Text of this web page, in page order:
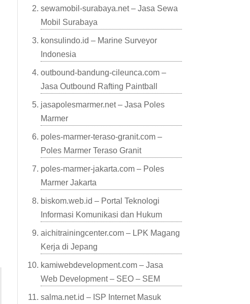
sewamobil-surabaya.net – Jasa Sewa
Mobil Surabaya
konsulindo.id – Marine Surveyor
Indonesia
outbound-bandung-cileunca.com –
Jasa Outbound Rafting Paintball
jasapolesmarmer.net – Jasa Poles
Marmer
poles-marmer-teraso-granit.com –
Poles Marmer Teraso Granit
poles-marmer-jakarta.com – Poles
Marmer Jakarta
biskom.web.id – Portal Teknologi
Informasi Komunikasi dan Hukum
aichitrainingcenter.com – LPK Magang
Kerja di Jepang
kamiwebdevelopment.com – Jasa
Web Development – SEO – SEM
salma.net.id – ISP Internet Masuk